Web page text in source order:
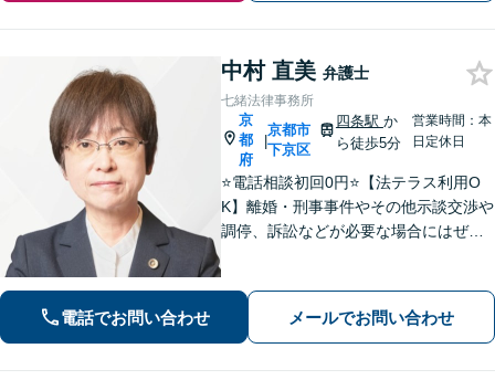
中村 直美 弁護士
七緒法律事務所
京
都
府
|
京都市
下京区
四条駅 か
ら徒歩5分
営業時間：本
日定休日
⭐️電話相談初回0円⭐️【法テラス利用O
K】離婚・刑事事件やその他示談交渉や
調停、訴訟などが必要な場合にはぜひ
であることを心がけています【弁護士
歴15年以上】【四条烏丸5分】
電話でお問い合わせ メールでお問い合わせ